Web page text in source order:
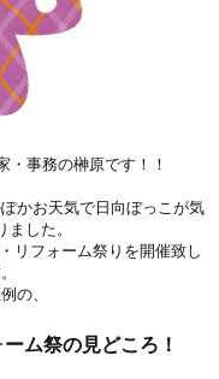
事務の榊原です！！
かお天気で日向ぼっこが気
した。
リフォーム祭りを開催致し
の、
ム祭の見どころ！